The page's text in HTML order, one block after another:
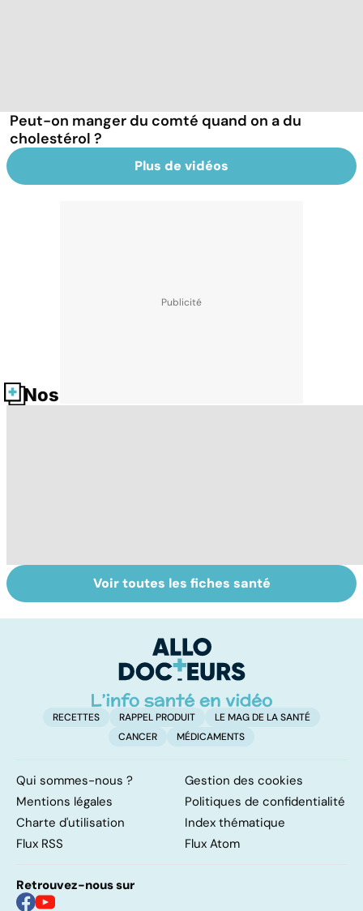
Peut-on manger du comté quand on a du
cholestérol ?
Plus de vidéos
Nos fiches santé
Le magnésium,
un oligo-élément
Intestin irritable :
le régime
solution ?
Voir toutes les fiches santé
RECETTES RAPPEL PRODUIT
LE MAG DE LA SANTÉ
CANCER
MÉDICAMENTS
Qui sommes-nous ?
Gestion des cookies
Mentions légales
Politiques de confidentialité
Charte d'utilisation
Index thématique
Flux RSS
Flux Atom
Retrouvez-nous sur